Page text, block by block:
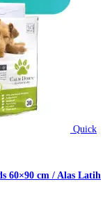
Quick
60×90 cm / Alas Latih